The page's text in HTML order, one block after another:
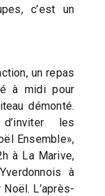
c’est un
un repas
à midi pour
démonté.
d’inviter les
Ensemble»,
à La Marive,
à
L’après-